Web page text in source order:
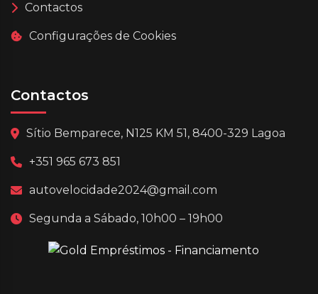
Contactos
Configurações de Cookies
Contactos
Sítio Bemparece, N125 KM 51, 8400-329 Lagoa
+351 965 673 851
autovelocidade2024@gmail.com
Segunda a Sábado, 10h00 – 19h00